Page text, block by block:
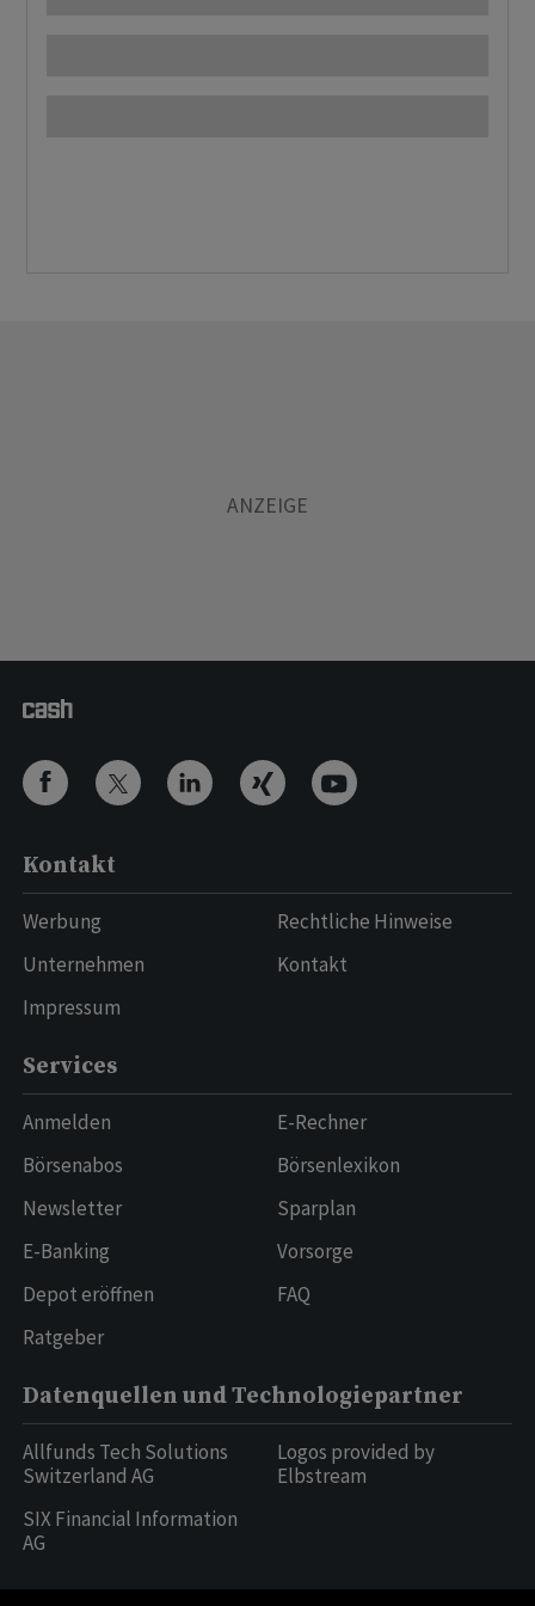
Kontakt
Werbung
Unternehmen
Impressum
Rechtliche Hinweise
Kontakt
Services
Anmelden
Börsenabos
Newsletter
E-Banking
Depot eröffnen
Ratgeber
E-Rechner
Börsenlexikon
Sparplan
Vorsorge
FAQ
Datenquellen und Technologiepartner
Allfunds Tech Solutions
Switzerland AG
SIX Financial Information
AG
Logos provided by
Elbstream